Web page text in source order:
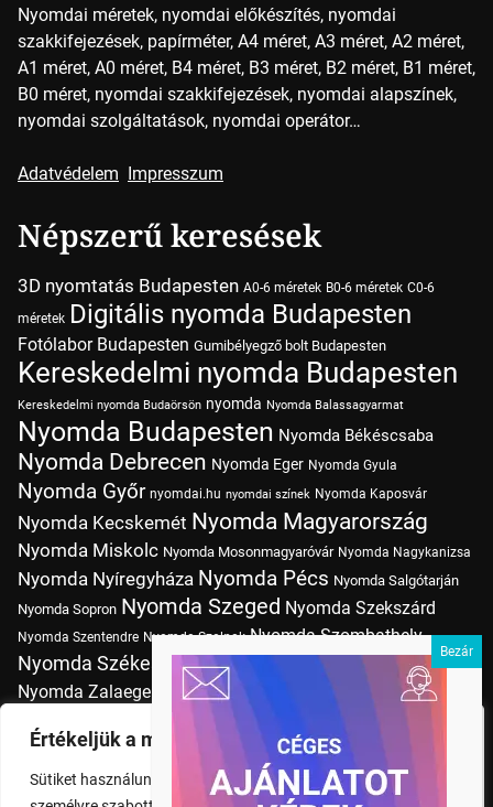
Értékeljük a magánéletét
Sütiket használunk a böngészési élmény fokozására,
Nyomdai méretek, nyomdai előkészítés, nyomdai
szakkifejezések, papírméter, A4 méret, A3 méret, A2 méret,
A1 méret, A0 méret, B4 méret, B3 méret, B2 méret, B1 méret,
B0 méret, nyomdai szakkifejezések, nyomdai alapszínek,
nyomdai szolgáltatások, nyomdai operátor…
Adatvédelem Impresszum
Népszerű keresések
3D nyomtatás Budapesten A0-6 méretek B0-6 méretek C0-6
méretek Digitális nyomda Budapesten
Fotólabor Budapesten Gumibélyegző bolt Budapesten
Kereskedelmi nyomda Budapesten
Kereskedelmi nyomda Budaörsön nyomda Nyomda Balassagyarmat
Nyomda Budapesten Nyomda Békéscsaba
Nyomda Debrecen Nyomda Eger Nyomda Gyula
Nyomda Győr nyomdai.hu nyomdai színek Nyomda Kaposvár
Nyomda Kecskemét Nyomda Magyarország
Nyomda Miskolc Nyomda Mosonmagyaróvár Nyomda Nagykanizsa
Nyomda Nyíregyháza Nyomda Pécs Nyomda Salgótarján
Nyomda Sopron Nyomda Szeged Nyomda Szekszárd
Nyomda Szentendre Nyomda Szolnok Nyomda Szombathely
Nyomda Székesfehérvár Nyomda Tatabánya Nyomda Vác
Nyomda Zalaegerszeg Nyomda Érd nyomtatás
Nyomtatás Budapesten
Pólónyomtatás Budapesten Szitanyomda Budapesten
Tudásbázis